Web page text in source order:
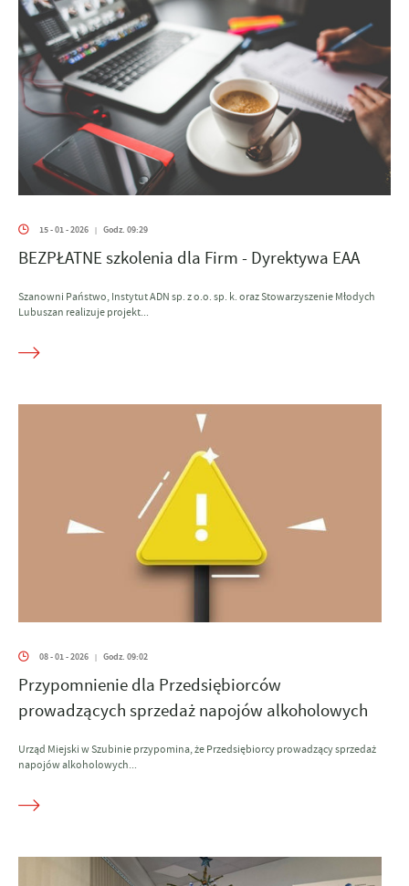
15 - 01 - 2026 | Godz. 09:29
BEZPŁATNE szkolenia dla Firm - Dyrektywa EAA
Szanowni Państwo, Instytut ADN sp. z o.o. sp. k. oraz Stowarzyszenie Młodych
Lubuszan realizuje projekt...
08 - 01 - 2026 | Godz. 09:02
Przypomnienie dla Przedsiębiorców
prowadzących sprzedaż napojów alkoholowych
Urząd Miejski w Szubinie przypomina, że Przedsiębiorcy prowadzący sprzedaż
napojów alkoholowych...